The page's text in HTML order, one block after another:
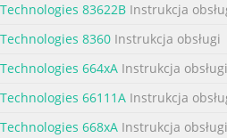
83622B Instrukcja
8360 Instrukcja obsługi
664xA Instrukcja obsługi
66111A Instrukcja
668xA Instrukcja obsługi